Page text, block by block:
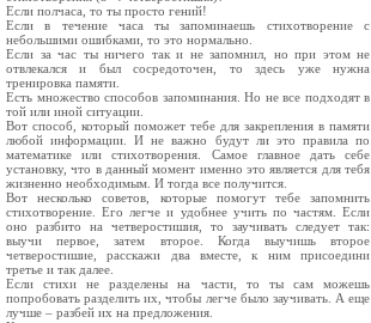
Если полчаса, то ты просто гений!
Если в течение часа ты запоминаешь стихотворение с
небольшими ошибками, то это нормально.
Если за час ты ничего так и не запомнил, но при этом не
отвлекался и был сосредоточен, то здесь уже нужна
тренировка памяти.
Есть множество способов запоминания. Но не все подходят в
той или иной ситуации.
Вот способ, который поможет тебе для закрепления в памяти
любой информации. И не важно будут ли это правила по
математике или стихотворения. Самое главное дать себе
установку, что в данный момент именно это является для тебя
жизненно необходимым. И тогда все получится.
Вот несколько советов, которые помогут тебе запомнить
стихотворение. Его легче и удобнее учить по частям. Если
оно разбито на четверостишия, то заучивать следует так:
выучи первое, затем второе. Когда выучишь второе
четверостишие, расскажи два вместе, к ним присоедини
третье и так далее.
Если стихи не разделены на части, то ты сам можешь
попробовать разделить их, чтобы легче было заучивать. А еще
лучше – разбей их на предложения.